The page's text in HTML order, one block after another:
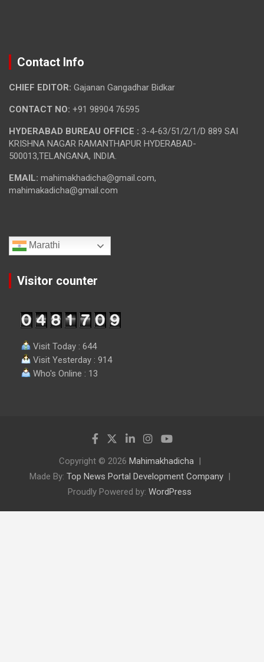
Contact Info
CHIEF EDITOR: Gajanan Gangadhar Bidkar
CONTACT NO: +91 98904 76595
HYDERABAD BUREAU OFFICE : 3-4-63/51/2/1/D 889 SAI
KRISHNA NAGAR RAMANTHAPUR HYDERABAD-
500013,TELANGANA, INDIA.
EMAIL: mahimakhadicha@gmail.com,
mahimakadicha@gmail.com
Marathi
Visitor counter
Visit Today : 644
Visit Yesterday : 914
Who's Online : 13
Copyright © 2026 Mahimakhadicha
Made By: Top News Portal Development Company
Proudly Powered by: WordPress